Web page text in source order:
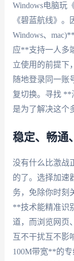
Windows电脑玩
《碧蓝航线》。
Windows、
应**支持一人多
立使用的前提下
随地登录同一账
复切换。寻找 **
是为了解决这个
稳定、畅通
没有什么比激战
的了。选择加速
务，免除你时刻
**技术能精准识
道，而浏览网页
互不干扰互不影
100M带宽**的